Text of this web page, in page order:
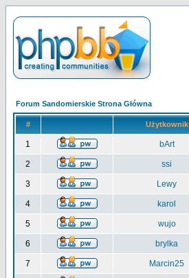
Forum Sandomierskie Strona Główna
# Użytkownik
1 bArt
2 ssi
3 Lewy
4 karol
5 wujo
6 brylka
7 Marcin25